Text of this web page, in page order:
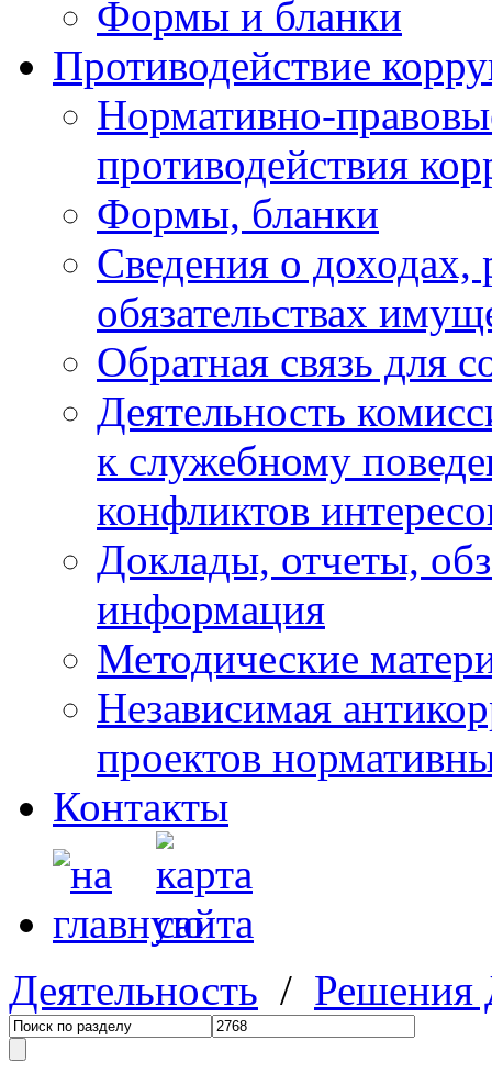
Формы и бланки
Противодействие
Нормативно-
противодействия
Формы, бланки
Сведения о доходах,
обязательствах
Обратная связь для
Деятельность
к служебному
конфликтов
Доклады, отчеты,
информация
Методические
Независимая
проектов
Контакты
Деятельность /